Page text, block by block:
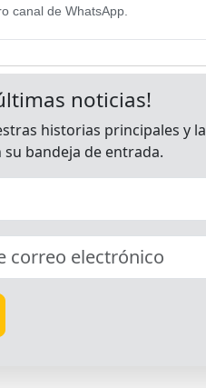
canal de WhatsApp.